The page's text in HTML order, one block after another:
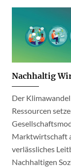
Nachhaltig
Der
Ressourcen
Marktwirtschaft
verlässliches
Nachhaltigen